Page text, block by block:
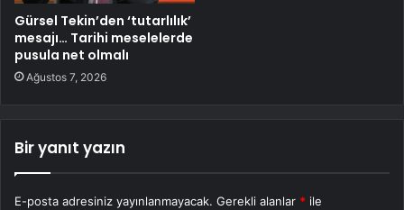
Gürsel Tekin’den ‘tutarlılık’
mesajı… Tarihi meselelerde
pusula net olmalı
Ağustos 7, 2026
Bir yanıt yazın
E-posta adresiniz yayınlanmayacak. Gerekli alanlar * ile